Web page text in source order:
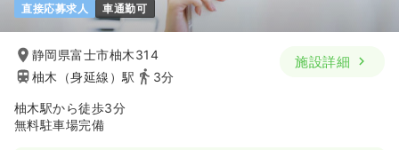
直接応募求人 車通勤可
静岡県富士市柚木314
柚木（身延線）駅
3分
施設詳細
柚木駅から徒歩3分
無料駐車場完備